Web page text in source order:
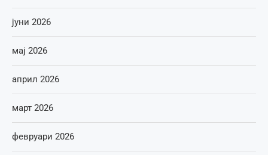
јуни 2026
мај 2026
април 2026
март 2026
февруари 2026